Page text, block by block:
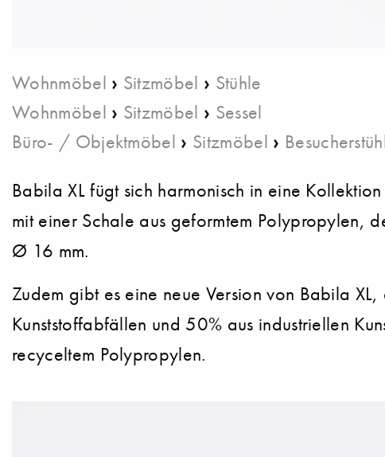
Wohnmöbel › Sitzmöbel › Stühle
Wohnmöbel › Sitzmöbel › Sessel
Büro- / Objektmöbel › Sitzmöbel ›
Babila XL fügt sich harmonisch in eine
mit einer Schale aus geformtem Polypropylen,
Ø 16 mm.
Zudem gibt es eine neue Version von Babila
Kunststoffabfällen und 50% aus industriellen
recyceltem Polypropylen.